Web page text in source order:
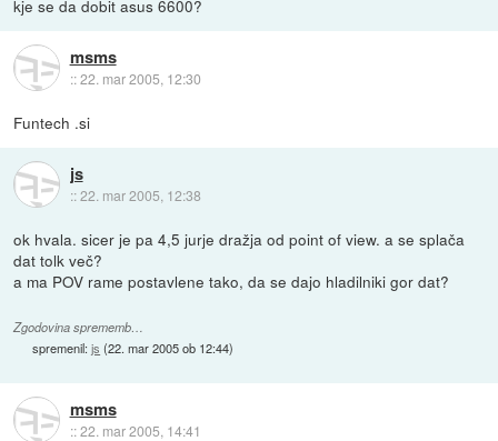
kje se da dobit asus 6600?
msms
::22. mar 2005, 12:30
Funtech .si
js
::22. mar 2005, 12:38
ok hvala. sicer je pa 4,5 jurje dražja od point of view. a se splača
dat tolk več?
a ma POV rame postavlene tako, da se dajo hladilniki gor dat?
Zgodovina sprememb…
spremenil:js (22. mar 2005 ob 12:44)
msms
::22. mar 2005, 14:41